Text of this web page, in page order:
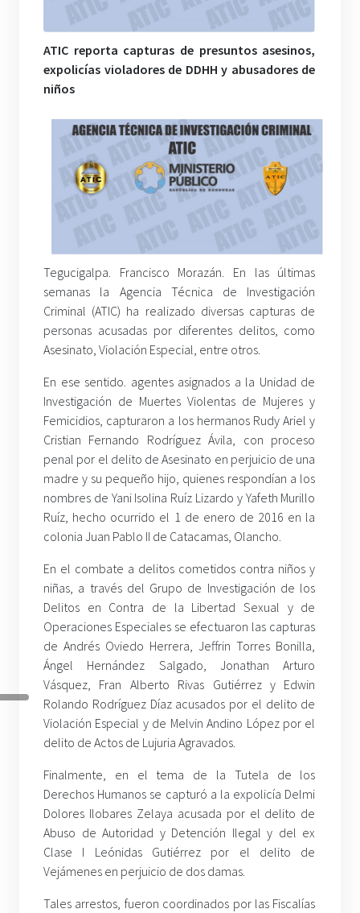
ATIC reporta capturas de presuntos asesinos,
expolicías violadores de DDHH y abusadores de
niños
Tegucigalpa. Francisco Morazán. En las últimas
semanas la Agencia Técnica de Investigación
Criminal (ATIC) ha realizado diversas capturas de
personas acusadas por diferentes delitos, como
Asesinato, Violación Especial, entre otros.
En ese sentido. agentes asignados a la Unidad de
Investigación de Muertes Violentas de Mujeres y
Femicidios, capturaron a los hermanos Rudy Ariel y
Cristian Fernando Rodríguez Ávila, con proceso
penal por el delito de Asesinato en perjuicio de una
madre y su pequeño hijo, quienes respondían a los
nombres de Yani Isolina Ruíz Lizardo y Yafeth Murillo
Ruíz, hecho ocurrido el 1 de enero de 2016 en la
colonia Juan Pablo II de Catacamas, Olancho.
En el combate a delitos cometidos contra niños y
niñas, a través del Grupo de Investigación de los
Delitos en Contra de la Libertad Sexual y de
Operaciones Especiales se efectuaron las capturas
de Andrés Oviedo Herrera, Jeffrin Torres Bonilla,
Ángel Hernández Salgado, Jonathan Arturo
Vásquez, Fran Alberto Rivas Gutiérrez y Edwin
Rolando Rodríguez Díaz acusados por el delito de
Violación Especial y de Melvin Andino López por el
delito de Actos de Lujuria Agravados.
Finalmente, en el tema de la Tutela de los
Derechos Humanos se capturó a la expolicía Delmi
Dolores Ilobares Zelaya acusada por el delito de
Abuso de Autoridad y Detención Ilegal y del ex
Clase I Leónidas Gutiérrez por el delito de
Vejámenes en perjuicio de dos damas.
Tales arrestos, fueron coordinados por las Fiscalías